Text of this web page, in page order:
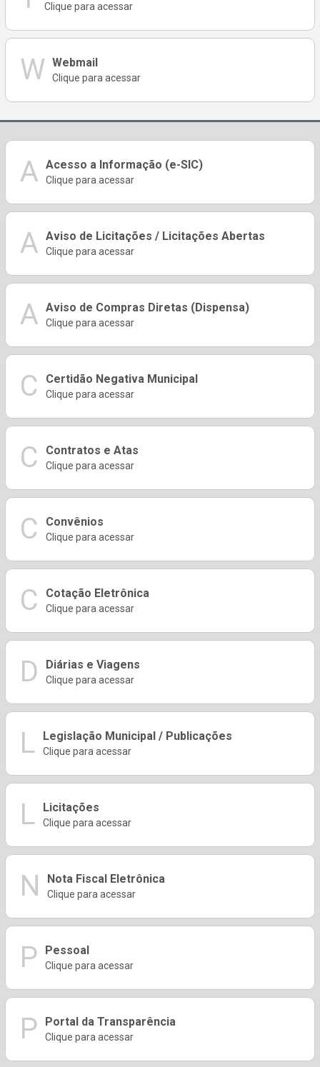
Clique para acessar
W Webmail
Clique para acessar
A Acesso a Informação (e-SIC)
Clique para acessar
A Aviso de Licitações / Licitações Abertas
Clique para acessar
A Aviso de Compras Diretas (Dispensa)
Clique para acessar
C Certidão Negativa Municipal
Clique para acessar
C Contratos e Atas
Clique para acessar
C Convênios
Clique para acessar
C Cotação Eletrônica
Clique para acessar
D Diárias e Viagens
Clique para acessar
L Legislação Municipal / Publicações
Clique para acessar
L Licitações
Clique para acessar
N Nota Fiscal Eletrônica
Clique para acessar
P Pessoal
Clique para acessar
P Portal da Transparência
Clique para acessar